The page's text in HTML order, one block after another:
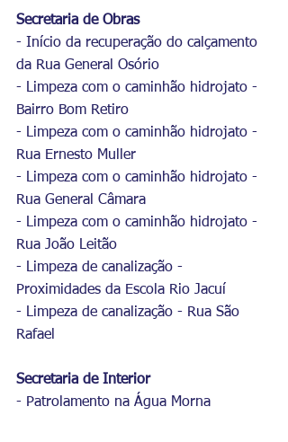
Secretaria de Obras
- Início da recuperação do calçamento
da Rua General Osório
- Limpeza com o caminhão hidrojato -
Bairro Bom Retiro
- Limpeza com o caminhão hidrojato -
Rua Ernesto Muller
- Limpeza com o caminhão hidrojato -
Rua General Câmara
- Limpeza com o caminhão hidrojato -
Rua João Leitão
- Limpeza de canalização -
Proximidades da Escola Rio Jacuí
- Limpeza de canalização - Rua São
Rafael
Secretaria de Interior
- Patrolamento na Água Morna